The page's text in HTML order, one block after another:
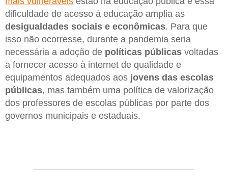
dificuldade de acesso à educação amplia as
desigualdades sociais e econômicas. Para que
isso não ocorresse, durante a pandemia seria
necessária a adoção de políticas públicas voltadas
a fornecer acesso à internet de qualidade e
equipamentos adequados aos jovens das escolas
públicas, mas também uma política de valorização
dos professores de escolas públicas por parte dos
governos municipais e estaduais.